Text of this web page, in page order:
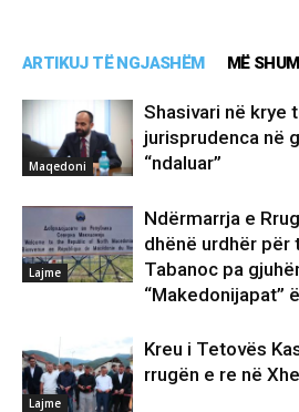
ARTIKUJ TË NGJASHËM MË
Maqedoni
Shasivari në krye
jurisprudenca në
“ndaluar”
Lajme
Ndërmarrja e
dhënë urdhër për
Tabanoc pa
“Makedonijapat”
Lajme
Kreu i Tetovës
rrugën e re në